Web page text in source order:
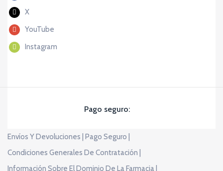
X
YouTube
Instagram
Pago seguro:
Envíos Y Devoluciones | Pago Seguro |
Condiciones Generales De Contratación |
Información Sobre El Dominio De La Farmacia |